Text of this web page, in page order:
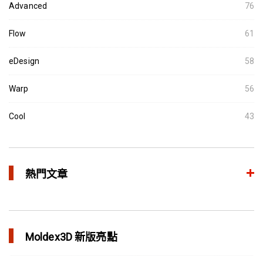
Advanced 76
Flow 61
eDesign 58
Warp 56
Cool 43
熱門文章
Moldex3D 新版亮點